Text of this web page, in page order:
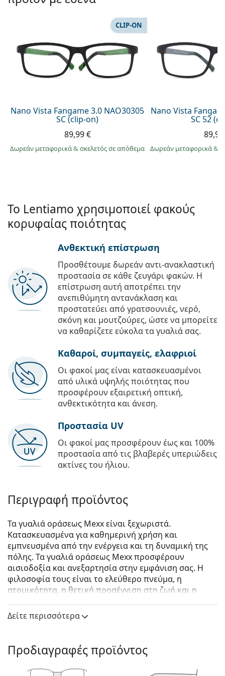
Persol
Όλες οι μάρκες
Nano Vista Fangame 3.0 NAO30305
SC (clip-on)
CLIP-ON
89,99 €
Δωρεάν μεταφορικά& σκελετός σε απόθεμα
Nano Vista
SC 52
Δωρεάν μεταφορικά&
Το Lentiamo χρησιμοποιεί φακούς
κορυφαίας ποιότητας
Ανθεκτική επίστρωση
Προσθέτουμε δωρεάν αντι-ανακλαστική
προστασία σε κάθε ζευγάρι φακών. Η
επίστρωση αυτή αποτρέπει την
ανεπιθύμητη αντανάκλαση και
προστατεύει από γρατσουνιές, νερό,
σκόνη και μουτζούρες, ώστε να μπορείτε
να καθαρίζετε εύκολα τα γυαλιά σας.
Καθαροί, συμπαγείς, ελαφριοί
Οι φακοί μας είναι κατασκευασμένοι
από υλικά υψηλής ποιότητας που
προσφέρουν εξαιρετική οπτική,
ανθεκτικότητα και άνεση.
Προστασία UV
Οι φακοί μας προσφέρουν έως και 100%
προστασία από τις βλαβερές υπεριώδεις
ακτίνες του ήλιου.
Περιγραφή προϊόντος
Τα γυαλιά οράσεως Mexx είναι ξεχωριστά.
Κατασκευασμένα για καθημερινή χρήση και
εμπνευσμένα από την ενέργεια και τη δυναμική της
πόλης. Τα γυαλιά οράσεως Mexx προσφέρουν
αισιοδοξία και ανεξαρτησία στην εμφάνιση σας. Η
φιλοσοφία τους είναι το ελεύθερο πνεύμα, η
ατομικότητα, η θετική προσέγγιση στη ζωή και η
Mexx Junior 5962 200 17 52
Σκελετός γυαλιών οράσεως
έναν δροσερό τόνο δέρματος και ανοιχτά καφέ,
Δείτε περισσότερα
Προδιαγραφές προϊόντος